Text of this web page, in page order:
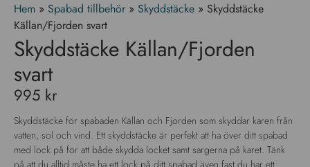
Hem » Spabad tillbehör » Skyddstäcke » Skyddstäcke
Källan/Fjorden svart
Skyddstäcke Källan/Fjorden
svart
995 kr
Skyddstäcke för spabaden Källan och Fjorden som skyddar karen från
vatten, sol och vind. Ett skyddstäcke är perfekt att ha över ditt spabad
med lock på för att både skydda locket samt sargerna på karet. Tänk
på att du alltid måste ha ett lock på ditt spabad även fast du har ett